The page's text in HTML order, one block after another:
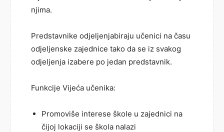
njima.
Predstavnike odjeljenjabiraju učenici na času
odjeljenske zajednice tako da se iz svakog
odjeljenja izabere po jedan predstavnik.
Funkcije Vijeća učenika:
Promoviše interese škole u zajednici na
čijoj lokaciji se škola nalazi